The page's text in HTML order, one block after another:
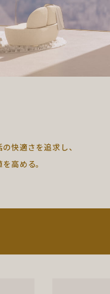
快適さを追求し、
高める。